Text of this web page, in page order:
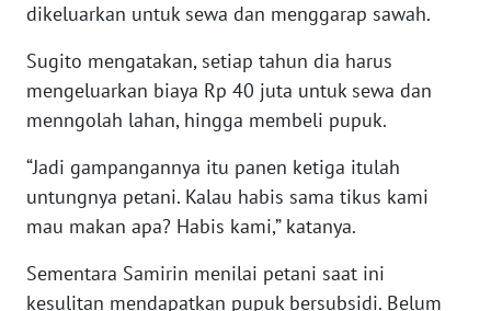
dikeluarkan untuk sewa dan menggarap sawah.
Sugito mengatakan, setiap tahun dia harus
mengeluarkan biaya Rp 40 juta untuk sewa dan
menngolah lahan, hingga membeli pupuk.
“Jadi gampangannya itu panen ketiga itulah
untungnya petani. Kalau habis sama tikus kami
mau makan apa? Habis kami,” katanya.
Sementara Samirin menilai petani saat ini
kesulitan mendapatkan pupuk bersubsidi. Belum
DAIRI
WN
DANAU
TOBA
WN
NIAS
LANGKAT